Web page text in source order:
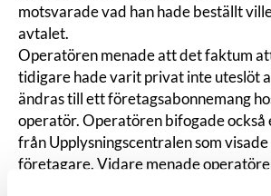
motsvarade vad han hade beställt
avtalet.
Operatören menade att det faktum
tidigare hade varit privat inte uteslöt
ändras till ett företagsabonnemang
operatör. Operatören bifogade också
från Upplysningscentralen som
företagare. Vidare menade
annat framgick av det muntliga